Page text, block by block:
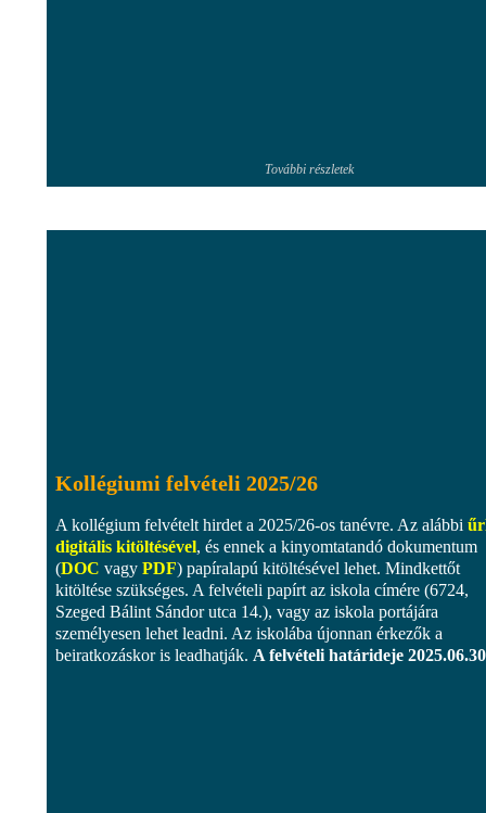
További részletek
Kollégiumi felvételi 2025/26
A kollégium felvételt hirdet a 2025/26-os tanévre. Az alábbi
digitális kitöltésével, és ennek a kinyomtatandó dokumentum
(DOC vagy PDF) papíralapú kitöltésével lehet. Mindkettőt
kitöltése szükséges. A felvételi papírt az iskola címére (6724,
Szeged Bálint Sándor utca 14.), vagy az iskola portájára
személyesen lehet leadni. Az iskolába újonnan érkezők a
beiratkozáskor is leadhatják. A felvételi határideje